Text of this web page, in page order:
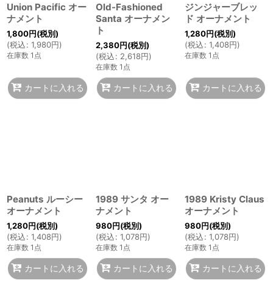
Union Pacific オー
ナメント
1,800円(税別)
(税込: 1,980円)
在庫数 1点
カートに入れる
Old-Fashioned
Santa オーナメン
ト
2,380円(税別)
(税込: 2,618円)
在庫数 1点
カートに入れる
ジンジャーブレッ
ド オーナメント
1,280円(税別)
(税込: 1,408円)
在庫数 1点
カートに入れる
Peanuts ルーシー
オーナメント
1,280円(税別)
(税込: 1,408円)
在庫数 1点
カートに入れる
1989 サンタ オー
ナメント
980円(税別)
(税込: 1,078円)
在庫数 1点
カートに入れる
1989 Kristy Claus
オーナメント
980円(税別)
(税込: 1,078円)
在庫数 1点
カートに入れる